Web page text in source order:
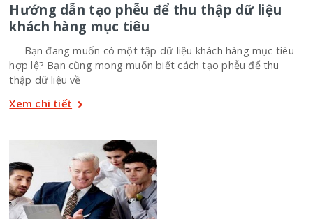
Hướng dẫn tạo phễu để thu thập dữ liệu
khách hàng mục tiêu
Bạn đang muốn có một tập dữ liệu khách hàng mục tiêu
hợp lệ? Bạn cũng mong muốn biết cách tạo phễu để thu
thập dữ liệu về
Xem chi tiết